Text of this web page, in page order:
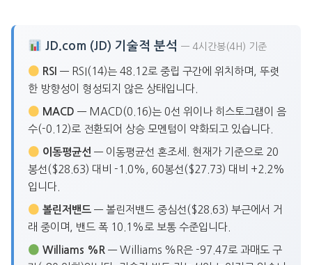
JD.com (JD) 기술적 분석— 4시간봉(4H) 기준
RSI — RSI(14)는 48.12로 중립 구간에 위치하며, 뚜렷
한 방향성이 형성되지 않은 상태입니다.
MACD — MACD(0.16)는 0선 위이나 히스토그램이 음
수(-0.12)로 전환되어 상승 모멘텀이 약화되고 있습니다.
이동평균선 — 이동평균선 혼조세. 현재가 기준으로 20
봉선($28.63) 대비 -1.0%, 60봉선($27.73) 대비 +2.2%
입니다.
볼린저밴드 — 볼린저밴드 중심선($28.63) 부근에서 거
래 중이며, 밴드 폭 10.1%로 보통 수준입니다.
Williams %R — Williams %R은 -97.47로 과매도 구